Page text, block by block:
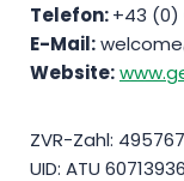
Telefon:+43 (0)
E-Mail:
Website:
ZVR-Zahl:
UID: ATU 60713936